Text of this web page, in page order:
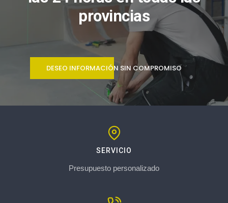
provincias
DESEO INFORMACIÓN SIN COMPROMISO
SERVICIO
Presupuesto personalizado